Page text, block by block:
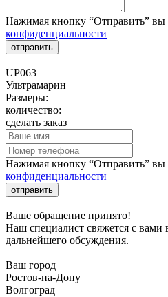
Нажимая кнопку “Отправить” вы
конфиденциальности
отправить
UP063
Ультрамарин
Размеры:
количество:
сделать заказ
Нажимая кнопку “Отправить” вы
конфиденциальности
отправить
Ваше обращение принято!
Наш специалист свяжется с вами
дальнейшего обсуждения.
Ваш город
Ростов-на-Дону
Волгоград